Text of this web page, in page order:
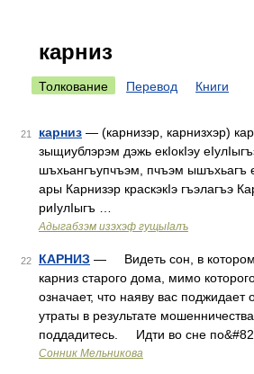
карниз
Толкование Перевод Книги
21 карниз — (карнизэр, карнизхэр)
зыщиублэрэм дэжь екIокIэу
шъхьангъупчъэм, пчъэм ышъхьагъ
ары Карнизэр краскэкIэ гъэлагъэ
риIулIыгъ …
Адыгабзэм изэхэф гущыIалъ
22 КАРНИЗ — Видеть сон, в котором
карниз старого дома, мимо
означает, что наяву вас поджидает
утраты в результате
поддадитесь. Идти во сне
Сонник Мельникова